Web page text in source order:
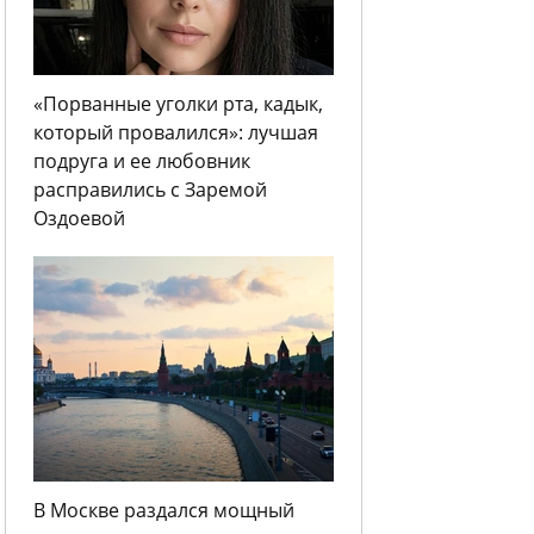
«Порванные уголки рта, кадык,
который провалился»: лучшая
подруга и ее любовник
расправились с Заремой
Оздоевой
В Москве раздался мощный